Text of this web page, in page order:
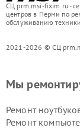
СЦ prm.msi-fixim.ru -
центров в Перми по
обслуживанию
2021-2026 © СЦ
Мы
Ремонт
Ремонт